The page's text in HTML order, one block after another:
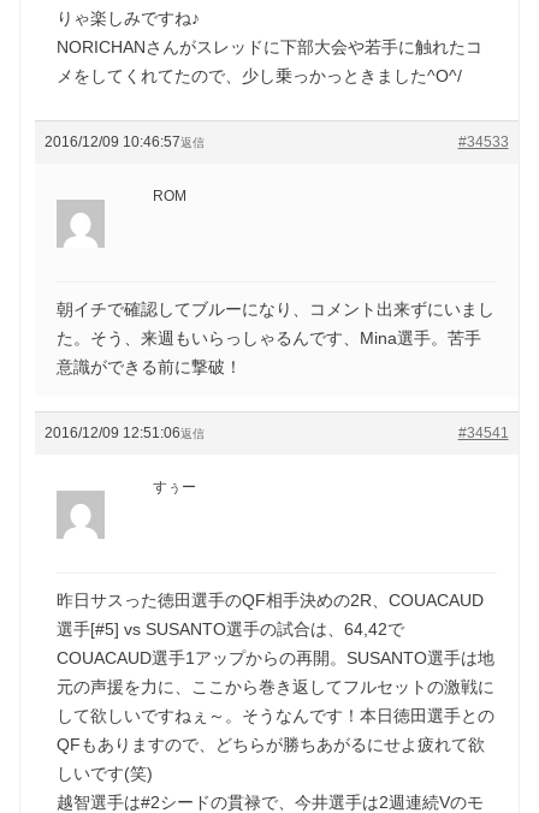
りゃ楽しみですね♪
NORICHANさんがスレッドに下部大会や若手に触れたコ
メをしてくれてたので、少し乗っかっときました^O^/
2016/12/09 10:46:57 #34533
返信
ROM
朝イチで確認してブルーになり、コメント出来ずにいまし
た。そう、来週もいらっしゃるんです、Mina選手。苦手
意識ができる前に撃破！
2016/12/09 12:51:06 #34541
返信
すぅー
昨日サスった徳田選手のQF相手決めの2R、COUACAUD
選手[#5] vs SUSANTO選手の試合は、64,42で
COUACAUD選手1アップからの再開。SUSANTO選手は地
元の声援を力に、ここから巻き返してフルセットの激戦に
して欲しいですねぇ～。そうなんです！本日徳田選手との
QFもありますので、どちらが勝ちあがるにせよ疲れて欲
しいです(笑)
越智選手は#2シードの貫禄で、今井選手は2週連続Vのモ